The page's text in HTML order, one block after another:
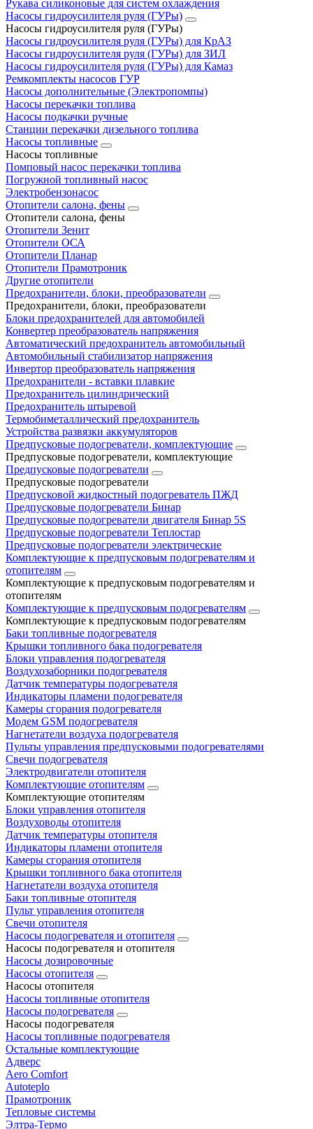
Рукава силиконовые для систем охлаждения
Насосы гидроусилителя руля (ГУРы)
Насосы гидроусилителя руля (ГУРы)
Насосы гидроусилителя руля (ГУРы) для КрАЗ
Насосы гидроусилителя руля (ГУРы) для ЗИЛ
Насосы гидроусилителя руля (ГУРы) для Камаз
Ремкомплекты насосов ГУР
Насосы дополнительные (Электропомпы)
Насосы перекачки топлива
Насосы подкачки ручные
Станции перекачки дизельного топлива
Насосы топливные
Насосы топливные
Помповый насос перекачки топлива
Погружной топливный насос
Электробензонасос
Отопители салона, фены
Отопители салона, фены
Отопители Зенит
Отопители ОСА
Отопители Планар
Отопители Прамотроник
Другие отопители
Предохранители, блоки, преобразователи
Предохранители, блоки, преобразователи
Блоки предохранителей для автомобилей
Конвертер преобразователь напряжения
Автоматический предохранитель автомобильный
Автомобильный стабилизатор напряжения
Инвертор преобразователь напряжения
Предохранители - вставки плавкие
Предохранитель цилиндрический
Предохранитель штыревой
Термобиметаллический предохранитель
Устройства развязки аккумуляторов
Предпусковые подогреватели, комплектующие
Предпусковые подогреватели, комплектующие
Предпусковые подогреватели
Предпусковые подогреватели
Предпусковой жидкостный подогреватель ПЖД
Предпусковые подогреватели Бинар
Предпусковые подогреватели двигателя Бинар 5S
Предпусковые подогреватели Теплостар
Предпусковые подогреватели электрические
Комплектующие к предпусковым подогревателям и
отопителям
Комплектующие к предпусковым подогревателям и
отопителям
Комплектующие к предпусковым подогревателям
Комплектующие к предпусковым подогревателям
Баки топливные подогревателя
Крышки топливного бака подогревателя
Блоки управления подогревателя
Воздухозаборники подогревателя
Датчик температуры подогревателя
Индикаторы пламени подогревателя
Камеры сгорания подогревателя
Модем GSM подогревателя
Нагнетатели воздуха подогревателя
Пульты управления предпусковыми подогревателями
Свечи подогревателя
Электродвигатели отопителя
Комплектующие отопителям
Комплектующие отопителям
Блоки управления отопителя
Воздуховоды отопителя
Датчик температуры отопителя
Индикаторы пламени отопителя
Камеры сгорания отопителя
Крышки топливного бака отопителя
Нагнетатели воздуха отопителя
Баки топливные отопителя
Пульт управления отопителя
Свечи отопителя
Насосы подогревателя и отопителя
Насосы подогревателя и отопителя
Насосы дозировочные
Насосы отопителя
Насосы отопителя
Насосы топливные отопителя
Насосы подогревателя
Насосы подогревателя
Насосы топливные подогревателя
Остальные комплектующие
Адверс
Aero Comfort
Autoteplo
Прамотроник
Тепловые системы
Элтра-Термо